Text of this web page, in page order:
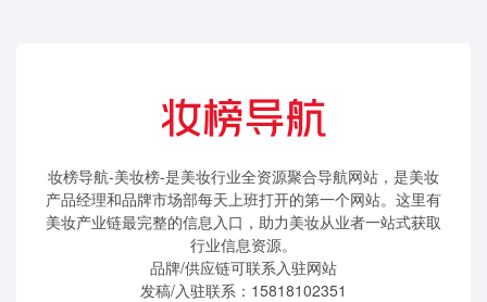
妆榜导航-美妆榜-是美妆行业全资源聚合导航网站，是美妆
产品经理和品牌市场部每天上班打开的第一个网站。这里有
美妆产业链最完整的信息入口，助力美妆从业者一站式获取
行业信息资源。
品牌/供应链可联系入驻网站
发稿/入驻联系：15818102351